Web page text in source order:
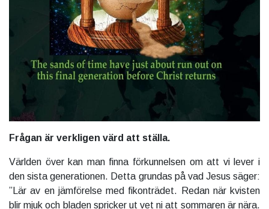
Frågan är verkligen värd att ställa.
Världen över kan man finna förkunnelsen om att vi lever i
den sista generationen. Detta grundas på vad Jesus säger:
”Lär av en jämförelse med fikonträdet. Redan när kvisten
blir mjuk och bladen spricker ut vet ni att sommaren är nära.